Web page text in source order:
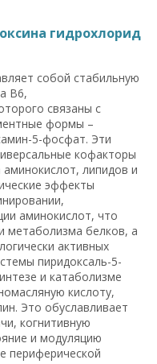
гидрохлорид
собой стабильную
B6,
связаны с
формы –
5-фосфат. Эти
кофакторы
липидов и
эффекты
аминокислот, что
метаболизма белков, а
активных
пиридоксаль-5-
и катаболизме
кислоту,
Это обуславливает
когнитивную
и модуляцию
периферической